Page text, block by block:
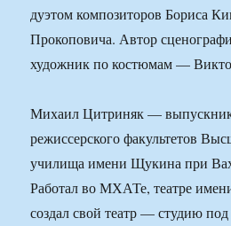
дуэтом композиторов Бориса
Прокоповича. Автор
художник по костюмам —
Михаил Цитриняк — выпускник
режиссерского факультетов
училища имени Щукина при
Работал во МХАТе, театре
создал свой театр — студию